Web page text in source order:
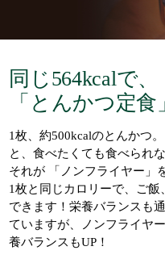
同じ564kcalで、
「 と ん か つ 定 食
1枚、約500kcalのとんかつ
と、食べたくても食べられ
それが 「ノンフライヤー」
1枚と同じカロリーで、ご
できます！栄養バランスも
ていますが、ノンフライヤ
養バランスもUP！